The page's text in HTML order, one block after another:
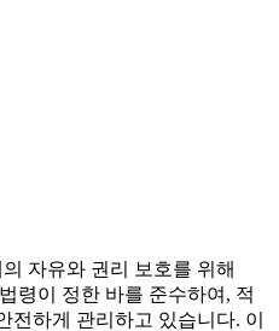
자유와 권리 보호를 위해
령이 정한 바를 준수하여, 적
전하게 관리하고 있습니다. 이